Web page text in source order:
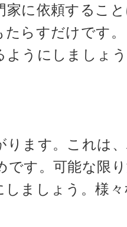
に依頼すること
たらすだけです
うにしましょう
ます。これは
です。可能な限
ましょう。様